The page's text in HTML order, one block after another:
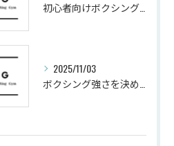
2025/11/03